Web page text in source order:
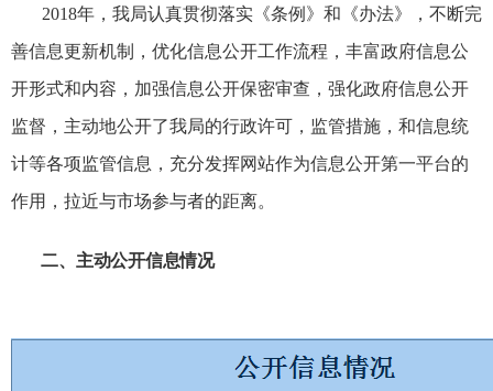
2018年，我局认真贯彻落实《条例》和《办法》，不断完
善信息更新机制，优化信息公开工作流程，丰富政府信息公
开形式和内容，加强信息公开保密审查，强化政府信息公开
监督，主动地公开了我局的行政许可，监管措施，和信息统
计等各项监管信息，充分发挥网站作为信息公开第一平台的
作用，拉近与市场参与者的距离。
二、 主动公开信息情况